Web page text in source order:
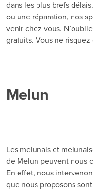
dans les plus brefs
ou une réparation, nos
venir chez vous.
gratuits. Vous ne
Melun
Les melunais et
de Melun peuvent nous
En effet, nous
que nous proposons